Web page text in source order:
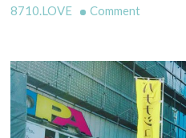
8710.LOVE Commenton
の
『バ
ナ
ジ